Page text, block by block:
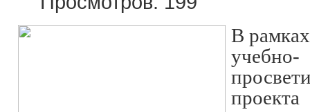
В
учебно-